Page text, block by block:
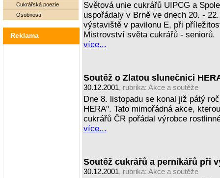
Cukrářská poezie
Osobnosti
Reklama
Světová unie cukrářů UIPCG a
uspořádaly v Brně ve dnech 20. -
výstaviště v pavilonu E, při
Mistrovství světa cukrářů - seniorů.
více...
Soutěž o Zlatou slunečnici
30.12.2001, rubrika: Akce a soutěže
Dne 8. listopadu se konal již pátý
HERA". Tato mimořádná akce,
cukrářů ČR pořádal výrobce
více...
Soutěž cukrářů a perníkářů při
30.12.2001, rubrika: Akce a soutěže